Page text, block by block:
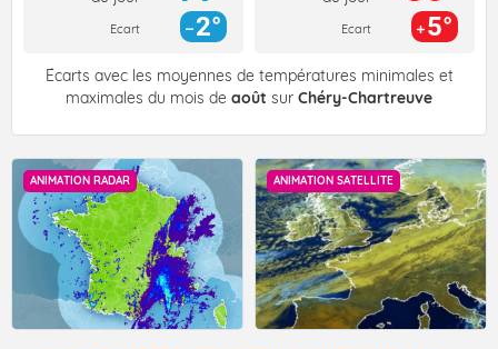
Ecart 2° Ecart 5°
Écarts avec les moyennes de températures minimales et
maximales du mois de août sur Chéry-Chartreuve
ANIMATION RADAR ANIMATION SATELLITE